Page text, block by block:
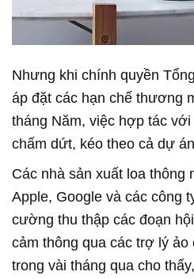
Nhưng khi chính quyền
áp đặt các hạn chế thương
tháng Năm, việc hợp tác
chấm dứt, kéo theo cả dự
Các nhà sản xuất loa thông
Apple, Google và các công
cường thu thập các đoạn
cảm thông qua các trợ lý ảo
trong vài tháng qua cho